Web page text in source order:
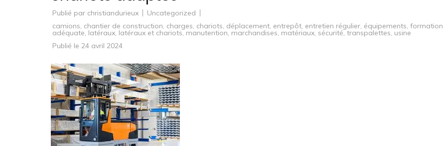
Publié par christiandurieux
Uncategorized
camions, chantier de construction, charges, chariots, déplacement, entrepôt, entretien régulier, équipements, formation
adéquate, latéraux, latéraux et chariots, manutention, marchandises, matériaux, sécurité,transpalettes, usine
Publié le 24 avril 2024